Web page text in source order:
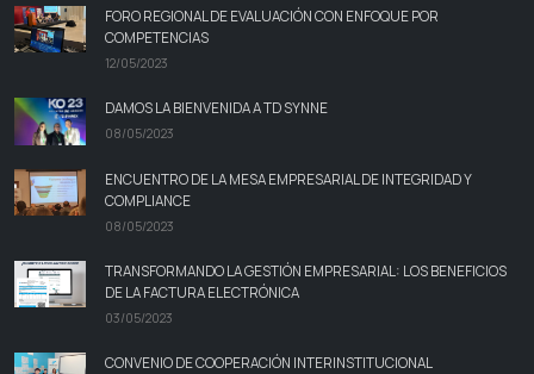
FORO REGIONAL DE EVALUACIÓN CON ENFOQUE POR
COMPETENCIAS
12/05/2023
DAMOS LA BIENVENIDA A TD SYNNE
08/05/2023
ENCUENTRO DE LA MESA EMPRESARIAL DE INTEGRIDAD Y
COMPLIANCE
08/05/2023
TRANSFORMANDO LA GESTIÓN EMPRESARIAL: LOS BENEFICIOS
DE LA FACTURA ELECTRÓNICA
03/05/2023
CONVENIO DE COOPERACIÓN INTERINSTITUCIONAL